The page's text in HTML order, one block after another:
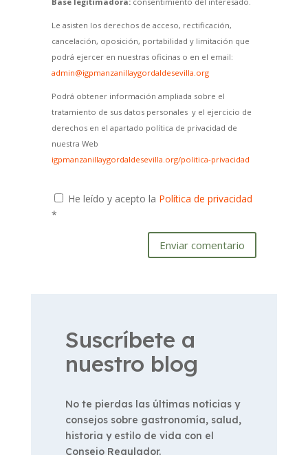
Le asisten los derechos de acceso, rectificación,
cancelación, oposición, portabilidad y limitación que
podrá ejercer en nuestras oficinas o en el email:
admin@igpmanzanillaygordaldesevilla.org
Podrá obtener información ampliada sobre el
tratamiento de sus datos personales y el ejercicio de
derechos en el apartado política de privacidad de
nuestra Web
igpmanzanillaygordaldesevilla.org/politica-privacidad
He leído y acepto la Política de privacidad
*
Enviar comentario
Suscríbete a
nuestro blog
No te pierdas las últimas noticias y
consejos sobre gastronomía, salud,
historia y estilo de vida con el
Consejo Regulador.